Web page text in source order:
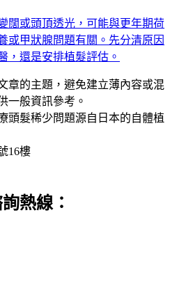
闊或頭頂透光，可能與更年期荷
或甲狀腺問題有關。先分清原因
，還是安排植髮評估。
章的主題，避免建立薄內容或混
一般資訊參考。
頭髮稀少問題源自日本的自體植
16樓
熱線：